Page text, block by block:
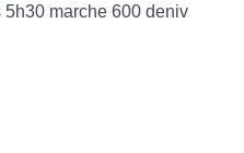
marche 600 deniv